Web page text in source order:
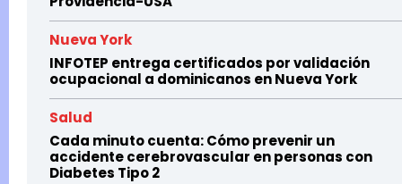
Nueva York
INFOTEP entrega certificados por validación
ocupacional a dominicanos en Nueva York
Salud
Cada minuto cuenta: Cómo prevenir un
accidente cerebrovascular en personas con
Diabetes Tipo 2